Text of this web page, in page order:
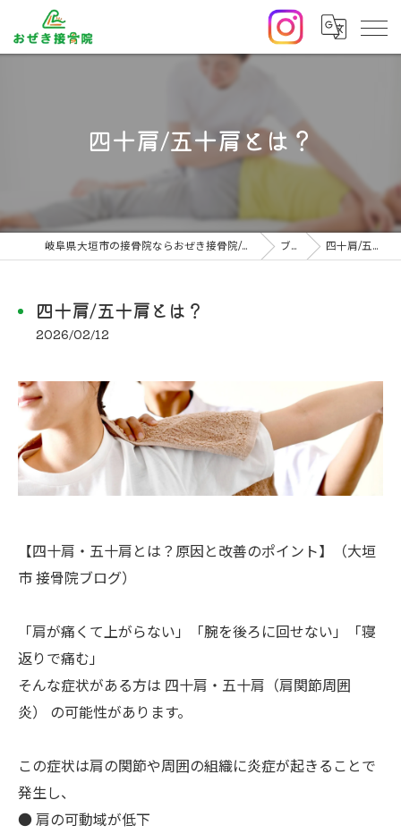
四十肩/五十肩とは？
岐阜県大垣市の接骨院ならおぜき接骨院/整体院｜腰痛/交通事故治療/肩こり ブログ 四十肩/五十肩とは？
四十肩/五十肩とは？
2026/02/12
【四十肩・五十肩とは？原因と改善のポイント】（大垣
市 接骨院ブログ）
「肩が痛くて上がらない」「腕を後ろに回せない」「寝
返りで痛む」
そんな症状がある方は 四十肩・五十肩（肩関節周囲
炎） の可能性があります。
この症状は肩の関節や周囲の組織に炎症が起きることで
発生し、
● 肩の可動域が低下